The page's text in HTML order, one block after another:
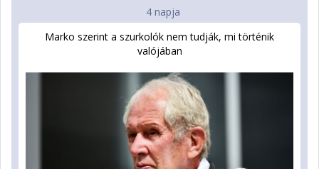
4 napja
Marko szerint a szurkolók nem tudják, mi történik
valójában